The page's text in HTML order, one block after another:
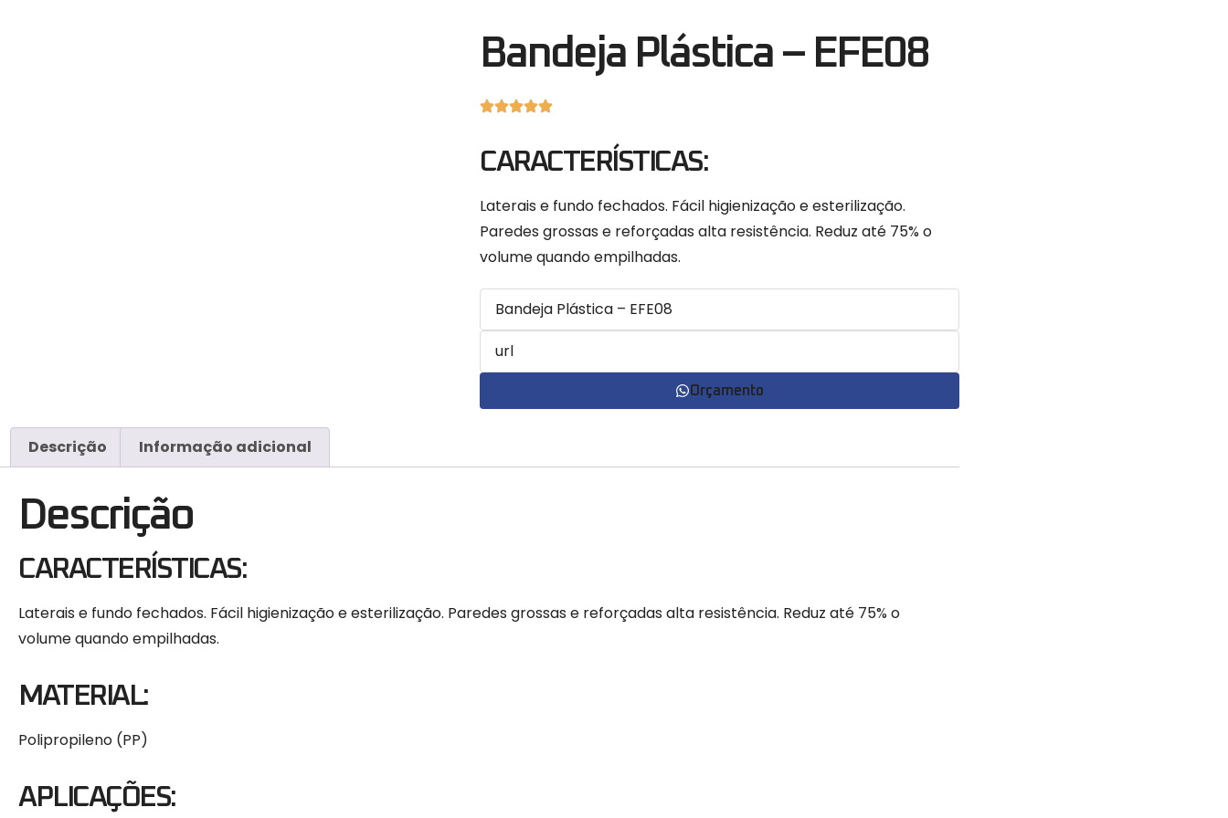
Bandeja Plástica – EFE08
CARACTERÍSTICAS:
Laterais e fundo fechados. Fácil higienização e esterilização.
Paredes grossas e reforçadas alta resistência. Reduz até 75% o
volume quando empilhadas.
Orçamento
Descrição Informação adicional
Descrição
CARACTERÍSTICAS:
Laterais e fundo fechados. Fácil higienização e esterilização. Paredes grossas e reforçadas alta resistência. Reduz até 75% o
volume quando empilhadas.
MATERIAL:
Polipropileno (PP)
APLICAÇÕES: